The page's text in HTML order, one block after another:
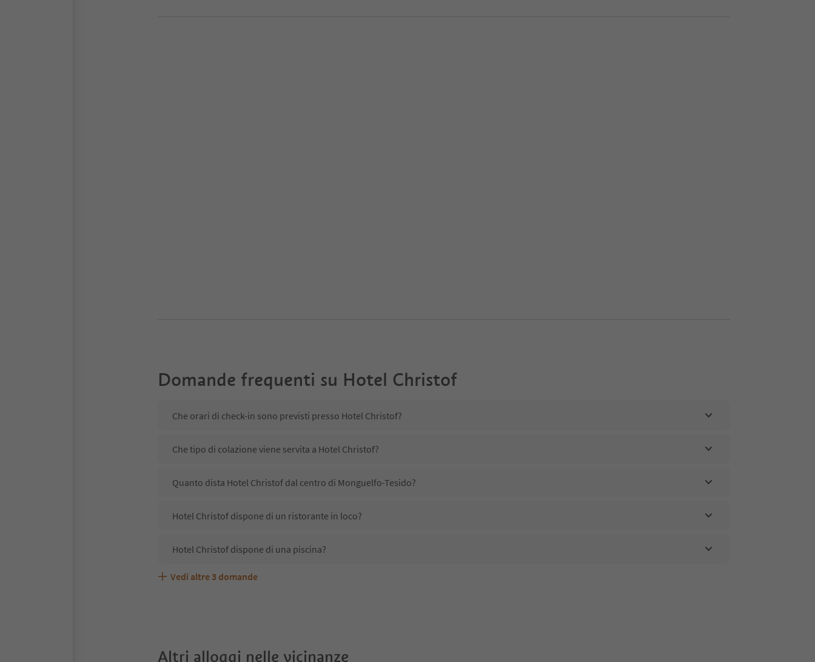
Domande frequenti su Hotel Christof
Che orari di check-in sono previsti presso Hotel Christof?
Che tipo di colazione viene servita a Hotel Christof?
Quanto dista Hotel Christof dal centro di Monguelfo-Tesido?
Hotel Christof dispone di un ristorante in loco?
Hotel Christof dispone di una piscina?
Hotel Christof accetta animali domestici?
Quali servizi/attività sono disponibili presso Hotel Christof?
Gli ospiti di Hotel Christof ricevono l'Alto Adige Guest Pass?
Vedi altre 3 domande
Altri alloggi nelle vicinanze